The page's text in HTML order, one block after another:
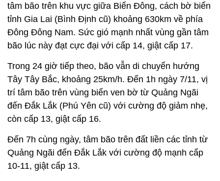
tâm bão trên khu vực giữa Biển Đông, cách bờ biển
tỉnh Gia Lai (Bình Định cũ) khoảng 630km về phía
Đông Đông Nam. Sức gió mạnh nhất vùng gần tâm
bão lúc này đạt cực đại với cấp 14, giật cấp 17.
Trong 24 giờ tiếp theo, bão vẫn di chuyển hướng
Tây Tây Bắc, khoảng 25km/h. Đến 1h ngày 7/11, vị
trí tâm bão trên vùng biển ven bờ từ Quảng Ngãi
đến Đắk Lắk (Phú Yên cũ) với cường độ giảm nhẹ,
còn cấp 13, giật cấp 16.
Đến 7h cùng ngày, tâm bão trên đất liền các tỉnh từ
Quảng Ngãi đến Đắk Lắk với cường độ mạnh cấp
10-11, giật cấp 13.